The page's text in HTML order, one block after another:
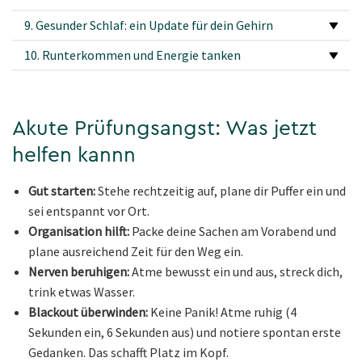
9. Gesunder Schlaf: ein Update für dein Gehirn
10. Runterkommen und Energie tanken
Akute Prüfungsangst: Was jetzt
helfen kannn
Gut starten:Stehe rechtzeitig auf, plane dir Puffer ein und
sei entspannt vor Ort.
Organisation hilft: Packe deine Sachen am Vorabend und
plane ausreichend Zeit für den Weg ein.
Nerven beruhigen:Atme bewusst ein und aus, streck dich,
trink etwas Wasser.
Blackout überwinden: Keine Panik! Atme ruhig (4
Sekunden ein, 6 Sekunden aus) und notiere spontan erste
Gedanken. Das schafft Platz im Kopf.